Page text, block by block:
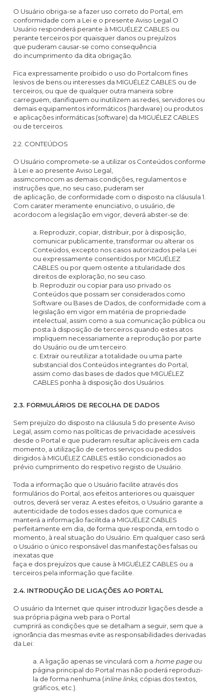
O Usuário obriga-se a fazer uso correto do Portal, em
conformidade com a Lei e o presente Aviso Legal.O
Usuário responderá perante à MIGUÉLEZ CABLES ou
perante terceiros por quaisquer danos ou prejuízos
que puderam causar-se como consequência
do incumprimento da dita obrigação.
Fica expressamente proibido o uso do Portalcom fines
lesivos de bens ou interesses da MIGUÉLEZ CABLES ou de
terceiros, ou que de qualquer outra maneira sobre
carreguem, danifiquem ou inutilizem as redes, servidores ou
demais equipamentos informáticos (hardware) ou produtos
e aplicações informáticas (software) da MIGUÉLEZ CABLES
ou de terceiros.
2.2. CONTEÚDOS
O Usuário compromete-se a utilizar os Conteúdos conforme
à Lei e ao presente Aviso Legal,
assimcomocom as demais condições, regulamentos e
instruções que, no seu caso, puderam ser
de aplicação, de conformidade com o disposto na cláusula 1.
Com carater meramente enunciativo, o usuário, de
acordocom a legislação em vigor, deverá abster-se de:
a. Reproduzir, copiar, distribuir, por à disposição,
comunicar publicamente, transformar ou alterar os
Conteúdos, excepto nos casos autorizados pela Lei
ou expressamente consentidos por MIGUÉLEZ
CABLES ou por quem ostente a titularidade dos
direitos de exploração, no seu caso.
b. Reproduzir ou copiar para uso privado os
Conteúdos que possam ser considerados como
Software ou Bases de Dados, de conformidade com a
legislação em vigor em matéria de propriedade
intelectual, assim como a sua comunicação pública ou
posta à disposição de terceiros quando estes atos
impliquem necessariamente a reprodução por parte
do Usuário ou de um terceiro.
c. Extrair ou reutilizar a totalidade ou uma parte
substancial dos Conteúdos integrantes do Portal,
assim como das bases de dados que MIGUÉLEZ
CABLES ponha à disposição dos Usuários.
2.3. FORMULÁRIOS DE RECOLHA DE DADOS
Sem prejuízo do disposto na cláusula 5 do presente Aviso
Legal, assim como nas políticas de privacidade acessíveis
desde o Portal e que puderam resultar aplicáveis em cada
momento, a utilização de certos serviços ou pedidos
dirigidos à MIGUÉLEZ CABLES estão condicionados ao
prévio cumprimento do respetivo registo de Usuário.
Toda a informação que o Usuário facilite através dos
formulários do Portal, aos efeitos anteriores ou quaisquer
outros, deverá ser veraz. A estes efeitos, o Usuário garante a
autenticidade de todos esses dados que comunica e
manterá a informação facilitda a MIGUÉLEZ CABLES
perfeitamente em dia, de forma que responda, em todo o
momento, à real situação do Usuário. Em qualquer caso será
o Usuário o único responsável das manifestações falsas ou
inexatas que
faça e dos prejuízos que cause à MIGUÉLEZ CABLES ou a
terceiros pela informação que facilite.
2.4. INTRODUÇÃO DE LIGAÇÕES AO PORTAL
O usuário da Internet que quiser introduzir ligações desde a
sua própria página web para o Portal
cumprirá as condições que se detalham a seguir, sem que a
ignorância das mesmas evite as responsabilidades derivadas
da Lei:
a. A ligação apenas se vinculará com a home pageou
página principal do Portal mas não poderá reproduzi-
la de forma nenhuma (inline links, cópias dos textos,
gráficos, etc.).